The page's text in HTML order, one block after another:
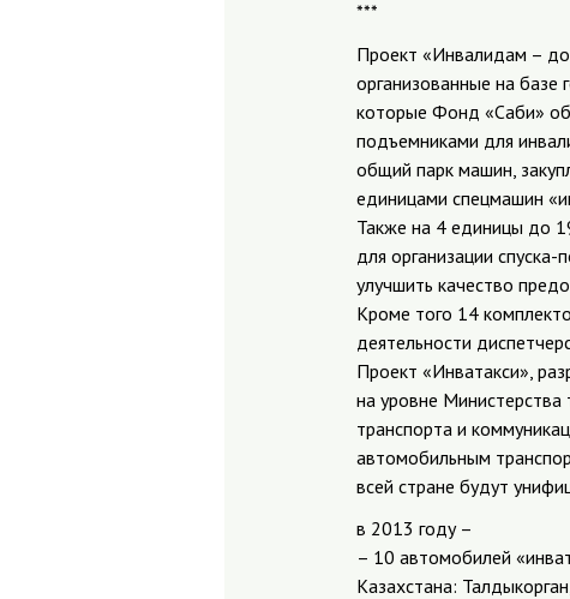
***
Проект «Инвалидам –
организованные на
которые Фонд «Саби»
подъемниками для
общий парк машин,
единицами спецмашин
Также на 4 единицы до
для организации
улучшить качество
Кроме того 14
деятельности
Проект «Инватакси»,
на уровне
транспорта и
автомобильным
всей стране будут
в 2013 году –
– 10 автомобилей
Казахстана: